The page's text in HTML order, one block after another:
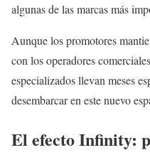
algunas de las marcas más
Aunque los promotores
con los operadores
especializados llevan meses
desembarcar en este nuevo
El efecto Infinity: